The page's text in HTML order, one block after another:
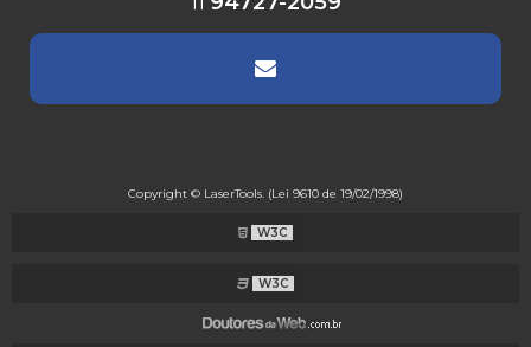
Copyright © LaserTools. (Lei 9610 de 19/02/1998)
W3C
W3C